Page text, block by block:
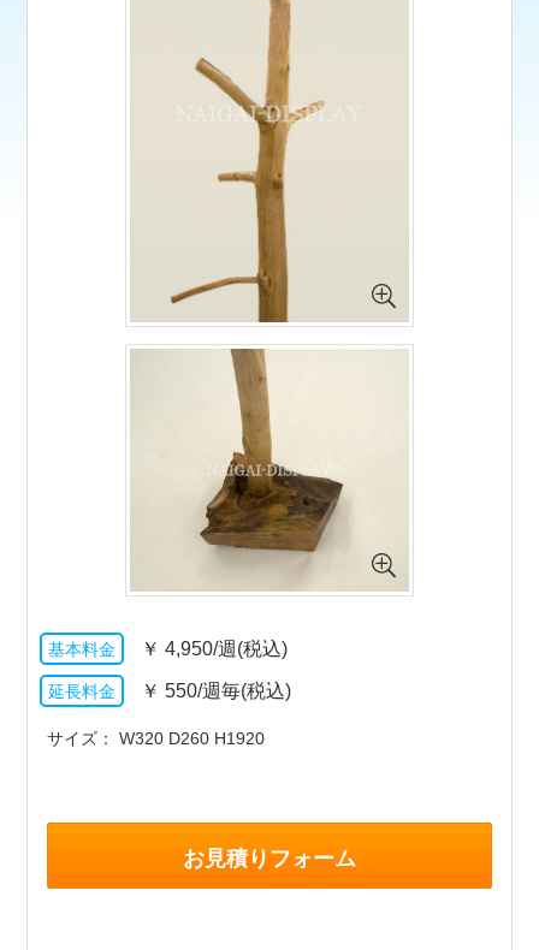
￥ 4,950/週(税込)
￥ 550/週毎(税込)
サイズ W320 D260 H1920
お見積りフォーム